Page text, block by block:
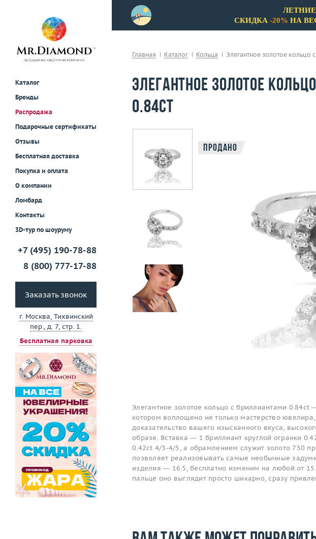
Каталог
Бренды
Распродажа
Подарочные сертификаты
Отзывы
Бесплатная доставка
Покупка и оплата
О компании
Ломбард
Контакты
3D-тур по шоуруму
+7 (495) 190-78-88
8 (800) 777-17-88
Заказать звонок
г. Москва, Тихвинский
пер., д. 7, стр. 1.
Бесплатная парковка
примерки!
ЛЕТНИЕ
СКИДКА -20% НА
Главная Каталог Кольца Элегантное золотое кольцо
Элегантное золотое
0.84ct
Продано
Элегантное золотое кольцо с бриллиантами 0.84ct
котором воплощено не только мастерство
доказательство вашего изысканного вкуса,
образе. Вставка — 1 бриллиант круглой огранки
0.42ct 4/3-4/5, а обрамлением служит золото 750
позволяет реализовывать самые необычные
изделия — 16.5, бесплатно изменим на любой от
пальце оно выглядит просто шикарно, сразу